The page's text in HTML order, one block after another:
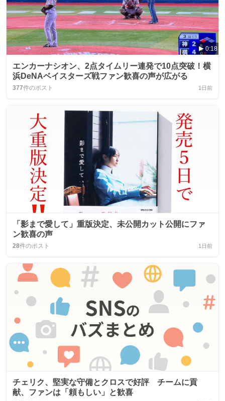
0:18
エンカーナシオン、2点タイムリー連発で10点突破！横
浜DeNAベイスターズ戦ファン歓喜の声が広がる
377件のポスト 1日前
「影まで愛して」重版決定、未公開カット公開にファ
ン歓喜の声
28件のポスト 1日前
チェリク、堅実な守備とクロスで好評 チームに貢
献、ファンは「頼もしい」と歓喜